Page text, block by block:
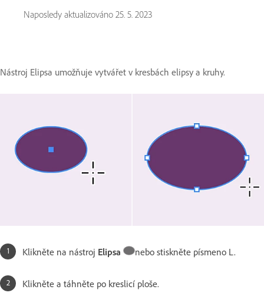
Naposledy aktualizováno 25. 5. 2023
Nástroj Elipsa umožňuje vytvářet v kresbách elipsy a kruhy.
Klikněte na nástroj Elipsa nebo stiskněte písmeno L.
Klikněte a táhněte po kreslicí ploše.